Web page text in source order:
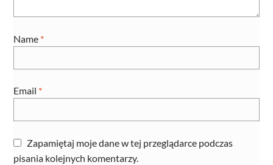
Name *
Email *
Zapamiętaj moje dane w tej przeglądarce podczas
pisania kolejnych komentarzy.